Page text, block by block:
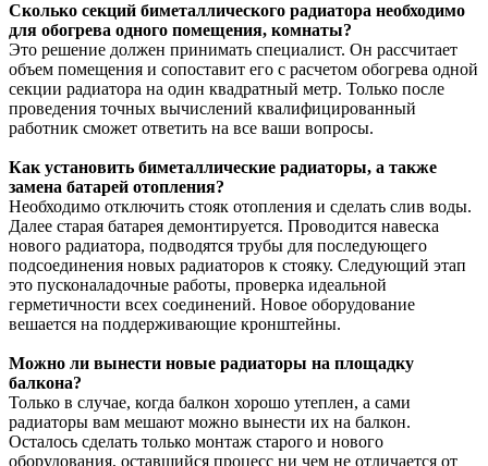
Сколько секций биметаллического радиатора необходимо
для обогрева одного помещения, комнаты?
Это решение должен принимать специалист. Он рассчитает
объем помещения и сопоставит его с расчетом обогрева одной
секции радиатора на один квадратный метр. Только после
проведения точных вычислений квалифицированный
работник сможет ответить на все ваши вопросы.
Как установить биметаллические радиаторы, а также
замена батарей отопления?
Необходимо отключить стояк отопления и сделать слив воды.
Далее старая батарея демонтируется. Проводится навеска
нового радиатора, подводятся трубы для последующего
подсоединения новых радиаторов к стояку. Следующий этап
это пусконаладочные работы, проверка идеальной
герметичности всех соединений. Новое оборудование
вешается на поддерживающие кронштейны.
Можно ли вынести новые радиаторы на площадку
балкона?
Только в случае, когда балкон хорошо утеплен, а сами
радиаторы вам мешают можно вынести их на балкон.
Осталось сделать только монтаж старого и нового
оборудования, оставшийся процесс ни чем не отличается от